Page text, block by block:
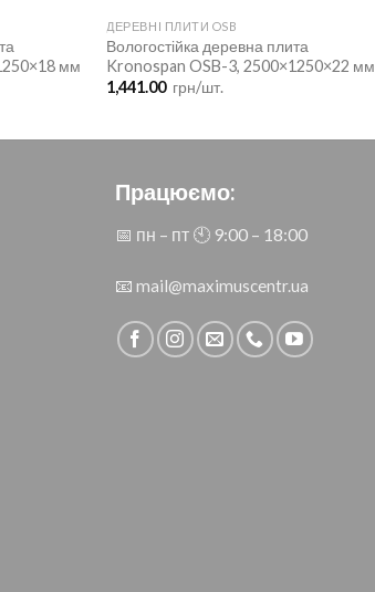
мм
ДЕРЕВНІ ПЛИТИ OSB
Вологостійка деревна плита
Kronospan OSB-3, 2500×1250×22 мм
1,441.00 грн/шт.
Працюємо:
📅 пн – пт 🕙︎ 9:00 – 18:00
📧 mail@maximuscentr.ua